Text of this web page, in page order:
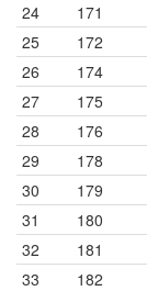
24
171
25
172
26
174
27
175
28
176
29
178
30
179
31
180
32
181
33
182